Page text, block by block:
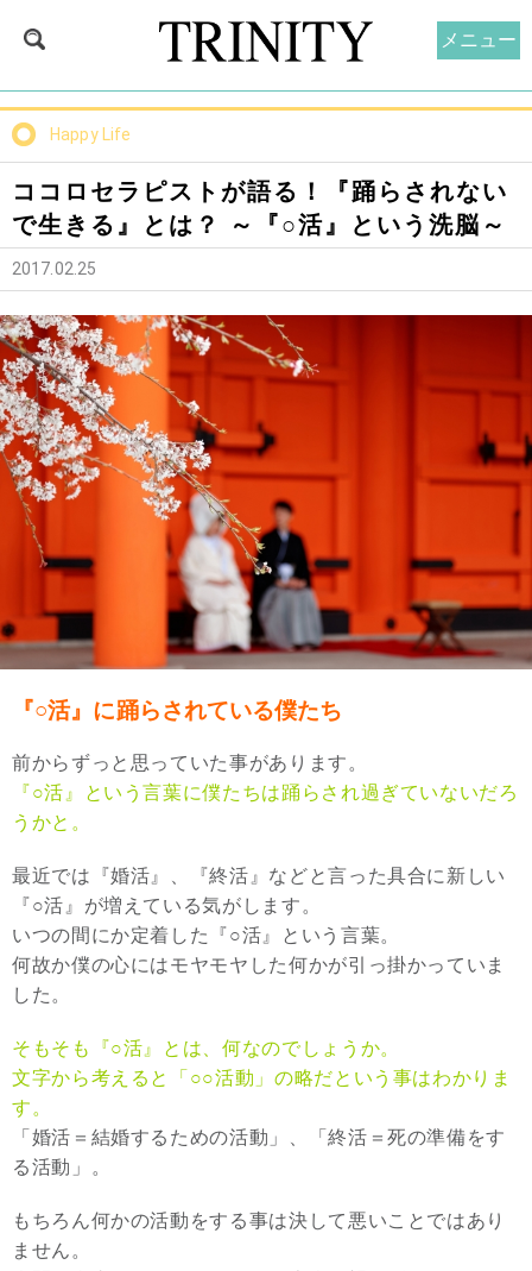
Happy Life
ココロセラピストが語る！『踊らされない
で生きる』とは？ ～『○活』という洗脳～
2017.02.25
『○活』に踊らされている僕たち
前からずっと思っていた事があります。
『○活』という言葉に僕たちは踊らされ過ぎていないだろ
うかと。
最近では『婚活』、『終活』などと言った具合に新しい
『○活』が増えている気がします。
いつの間にか定着した『○活』という言葉。
何故か僕の心にはモヤモヤした何かが引っ掛かっていま
した。
そもそも『○活』とは、何なのでしょうか。
文字から考えると「○○活動」の略だという事はわかりま
す。
「婚活＝結婚するための活動」、「終活＝死の準備をす
る活動」。
もちろん何かの活動をする事は決して悪いことではあり
ません。
メニュー